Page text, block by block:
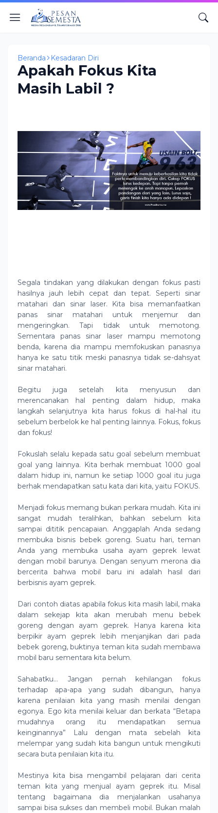
Beranda Kesadaran Diri
Apakah Fokus Kita
Masih Labil ?
Segala tindakan yang dilakukan dengan fokus pasti
hasilnya jauh lebih cepat dan tepat. Seperti sinar
matahari dan sinar laser. Kita bisa memanfaatkan
panas sinar matahari untuk menjemur dan
mengeringkan. Tapi tidak untuk memotong.
Sementara panas sinar laser mampu memotong
benda, karena dia mampu memfokuskan panasnya
hanya ke satu titik meski panasnya tidak se-dahsyat
sinar matahari.
Begitu juga setelah kita menyusun dan
merencanakan hal penting dalam hidup, maka
langkah selanjutnya kita harus fokus di hal-hal itu
sebelum berbelok ke hal penting lainnya. Fokus, fokus
dan fokus!
Fokuslah selalu kepada satu goal sebelum membuat
goal yang lainnya. Kita berhak membuat 1000 goal
dalam hidup ini, namun ke setiap 1000 goal itu juga
berhak mendapatkan satu kata dari kita, yaitu FOKUS.
Menjadi fokus memang bukan perkara mudah. Kita ini
sangat mudah teralihkan, bahkan sebelum kita
sampai dititik pencapaian. Anggaplah Anda sedang
membuka bisnis bebek goreng. Suatu hari, teman
Anda yang membuka usaha ayam geprek lewat
dengan mobil barunya. Dengan senyum merona dia
bercerita bahwa mobil baru ini adalah hasil dari
berbisnis ayam geprek.
Dari contoh diatas apabila fokus kita masih labil, maka
dalam sekejap kita akan merubah menu bebek
goreng dengan ayam geprek. Hanya karena kita
berpikir ayam geprek lebih menjanjikan dari pada
bebek goreng, buktinya teman kita sudah membawa
mobil baru sementara kita belum.
Sahabatku… Jangan pernah kehilangan fokus
terhadap apa-apa yang sudah dibangun, hanya
karena penilaian kita yang masih menilai dengan
egonya. Ego kita menilai keluar dan berkata “Betapa
mudahnya orang itu mendapatkan semua
keinginannya” Lalu dengan mata sebelah kita
melempar yang sudah kita bangun untuk mengikuti
secara buta penilaian kita itu.
Mestinya kita bisa mengambil pelajaran dari cerita
teman kita yang menjual ayam geprek itu. Misal
tentang bagaimana dia menjalankan usahanya
sampai bisa sukses dan membeli mobil. Bukan malah